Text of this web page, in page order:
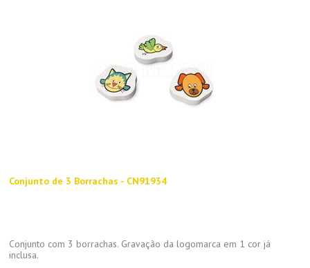
Conjunto de 3 Borrachas - CN91934
Conjunto com 3 borrachas. Gravação da logomarca em 1 cor já
inclusa.